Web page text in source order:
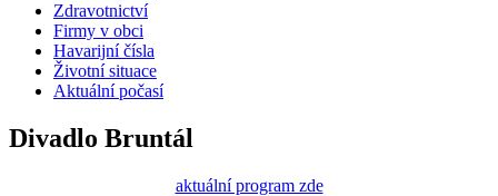
Zdravotnictví
Firmy v obci
Havarijní čísla
Životní situace
Aktuální počasí
Divadlo Bruntál
aktuální program zde